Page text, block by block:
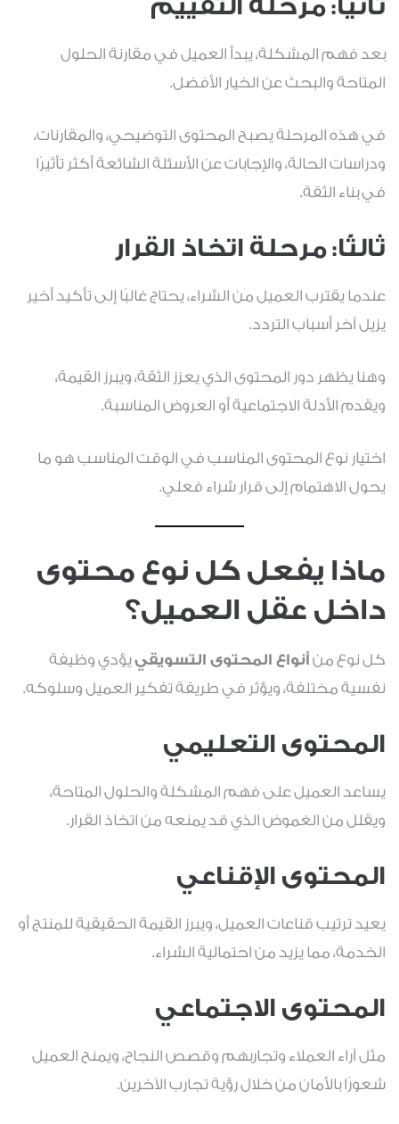
ثانيًا: مرحلة التقييم
بعد فهم المشكلة، يبدأ العميل في مقارنة الحلول
المتاحة والبحث عن الخيار الأفضل.
في هذه المرحلة يصبح المحتوى التوضيحي، والمقارنات،
ودراسات الحالة، والإجابات عن الأسئلة الشائعة أكثر تأثيرًا
في بناء الثقة.
ثالثًا: مرحلة اتخاذ القرار
عندما يقترب العميل من الشراء، يحتاج غالبًا إلى تأكيد أخير
يزيل آخر أسباب التردد.
وهنا يظهر دور المحتوى الذي يعزز الثقة، ويبرز القيمة،
ويقدم الأدلة الاجتماعية أو العروض المناسبة.
اختيار نوع المحتوى المناسب في الوقت المناسب هو ما
يحول الاهتمام إلى قرار شراء فعلي.
ماذا يفعل كل نوع محتوى
داخل عقل العميل؟
كل نوع من أنواع المحتوى التسويقي يؤدي وظيفة
نفسية مختلفة، ويؤثر في طريقة تفكير العميل وسلوكه.
المحتوى التعليمي
يساعد العميل على فهم المشكلة والحلول المتاحة،
ويقلل من الغموض الذي قد يمنعه من اتخاذ القرار.
المحتوى الإقناعي
يعيد ترتيب قناعات العميل، ويبرز القيمة الحقيقية للمنتج أو
الخدمة، مما يزيد من احتمالية الشراء.
المحتوى الاجتماعي
مثل آراء العملاء وتجاربهم وقصص النجاح، ويمنح العميل
شعورًا بالأمان من خلال رؤية تجارب الآخرين.